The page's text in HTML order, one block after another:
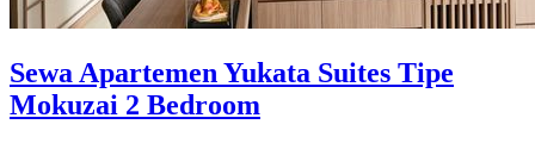
Sewa Apartemen Yukata Suites Tipe
Mokuzai 2 Bedroom